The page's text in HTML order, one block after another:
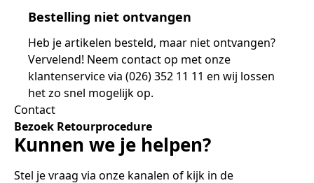
Bestelling niet ontvangen
Heb je artikelen besteld, maar niet ontvangen?
Vervelend! Neem contact op met onze
klantenservice via (026) 352 11 11 en wij lossen
het zo snel mogelijk op.
Contact
Bezoek Retourprocedure
Kunnen we je helpen?
Stel je vraag via onze kanalen of kijk in de